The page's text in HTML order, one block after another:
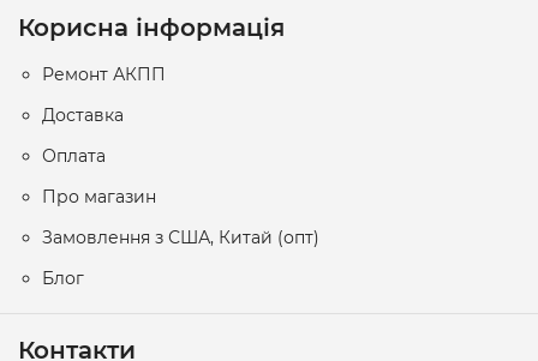
Корисна інформація
Ремонт АКПП
Доставка
Оплата
Про магазин
Замовлення з США, Китай (опт)
Блог
Контакти